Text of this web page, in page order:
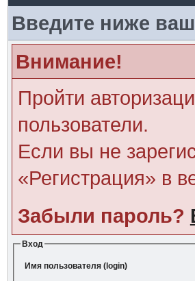
Введите ниже
Внимание!
Пройти
пользователи.
Если вы не
«Регистрация» в
Забыли пароль?
Вход
Имя пользователя (login)